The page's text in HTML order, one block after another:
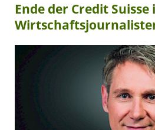
Ende der Credit